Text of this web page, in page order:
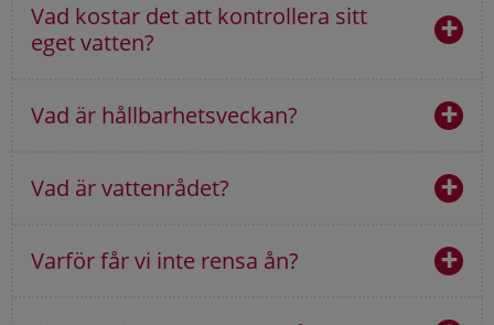
Vad kostar det att kontrollera sitt
eget vatten?
Vad är hållbarhetsveckan?
Vad är vattenrådet?
Varför får vi inte rensa ån?